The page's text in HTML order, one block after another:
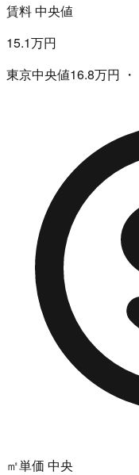
賃料 中央値
15.1万円
東京中央値16.8万円 ・
㎡単価 中央